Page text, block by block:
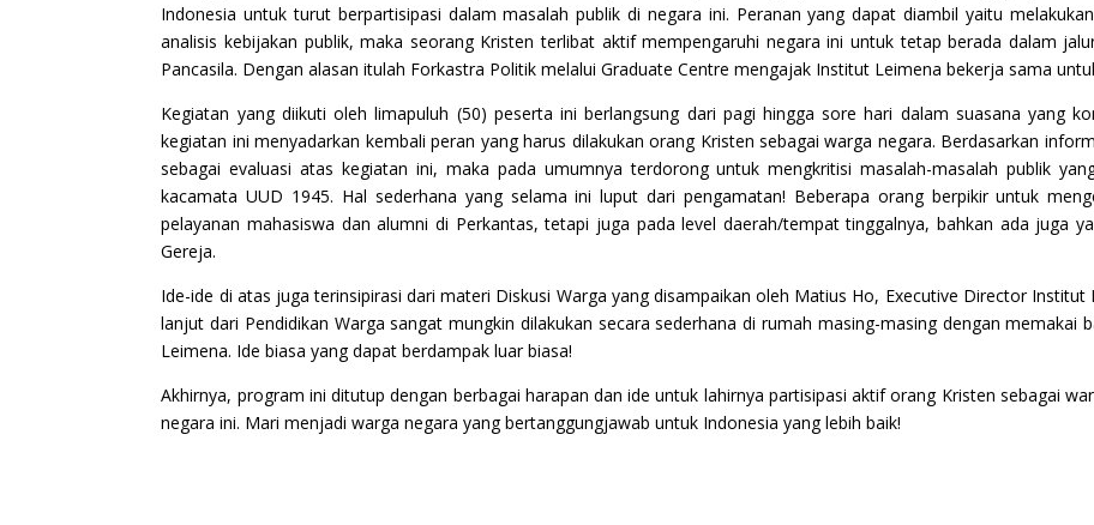
Indonesia untuk turut berpartisipasi dalam masalah publik di negara ini. Peranan yang dapat diambil yaitu
analisis kebijakan publik, maka seorang Kristen terlibat aktif mempengaruhi negara ini untuk tetap berada dalam
Pancasila. Dengan alasan itulah Forkastra Politik melalui Graduate Centre mengajak Institut Leimena bekerja sama
Kegiatan yang diikuti oleh limapuluh (50) peserta ini berlangsung dari pagi hingga sore hari dalam suasana yang
kegiatan ini menyadarkan kembali peran yang harus dilakukan orang Kristen sebagai warga negara. Berdasarkan
sebagai evaluasi atas kegiatan ini, maka pada umumnya terdorong untuk mengkritisi masalah-masalah publik
kacamata UUD 1945. Hal sederhana yang selama ini luput dari pengamatan! Beberapa orang berpikir untuk
pelayanan mahasiswa dan alumni di Perkantas, tetapi juga pada level daerah/tempat tinggalnya, bahkan ada juga
Gereja.
Ide-ide di atas juga terinsipirasi dari materi Diskusi Warga yang disampaikan oleh Matius Ho, Executive Director
lanjut dari Pendidikan Warga sangat mungkin dilakukan secara sederhana di rumah masing-masing dengan memakai
Leimena. Ide biasa yang dapat berdampak luar biasa!
Akhirnya, program ini ditutup dengan berbagai harapan dan ide untuk lahirnya partisipasi aktif orang Kristen sebagai
negara ini. Mari menjadi warga negara yang bertanggungjawab untuk Indonesia yang lebih baik!